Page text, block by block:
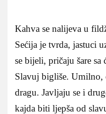
Kahva se nalijeva u
Sećija je tvrda, jastuci
se bijeli, pričaju šare
Slavuj bigliše. Umilno,
dragu. Javljaju se i
kajda biti ljepša od